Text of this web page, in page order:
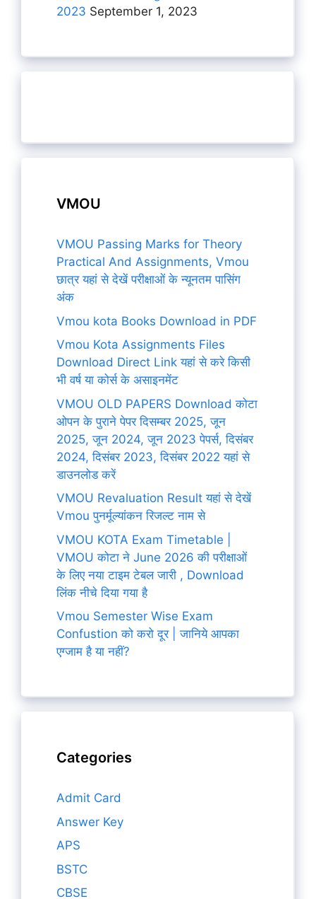
2023 September 1, 2023
VMOU
VMOU Passing Marks for Theory
Practical And Assignments, Vmou
छात्र यहां से देखें परीक्षाओं के न्यूनतम पासिंग
अंक
Vmou kota Books Download in PDF
Vmou Kota Assignments Files
Download Direct Link यहां से करे किसी
भी वर्ष या कोर्स के असाइनमेंट
VMOU OLD PAPERS Download कोटा
ओपन के पुराने पेपर दिसम्बर 2025, जून
2025, जून 2024, जून 2023 पेपर्स, दिसंबर
2024, दिसंबर 2023, दिसंबर 2022 यहां से
डाउनलोड करें
VMOU Revaluation Result यहां से देखें
Vmou पुनर्मूल्यांकन रिजल्ट नाम से
VMOU KOTA Exam Timetable |
VMOU कोटा ने June 2026 की परीक्षाओं
के लिए नया टाइम टेबल जारी , Download
लिंक नीचे दिया गया है
Vmou Semester Wise Exam
Confustion को करो दूर | जानिये आपका
एग्जाम है या नहीं?
Categories
Admit Card
Answer Key
APS
BSTC
CBSE